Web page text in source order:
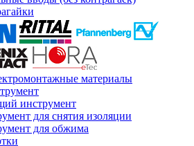
материалы
инструмент
для снятия изоляции
для обжима